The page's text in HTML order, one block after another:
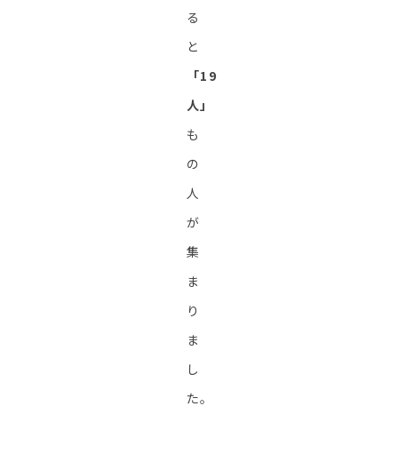
る
と
「19
人」
も
の
人
が
集
ま
り
ま
し
た。